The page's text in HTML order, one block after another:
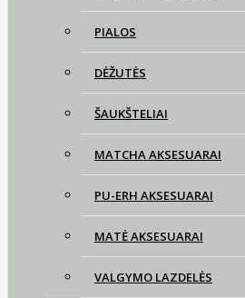
PIALOS
DĖŽUTĖS
ŠAUKŠTELIAI
MATCHA AKSESUARAI
PU-ERH AKSESUARAI
MATĖ AKSESUARAI
VALGYMO LAZDELĖS